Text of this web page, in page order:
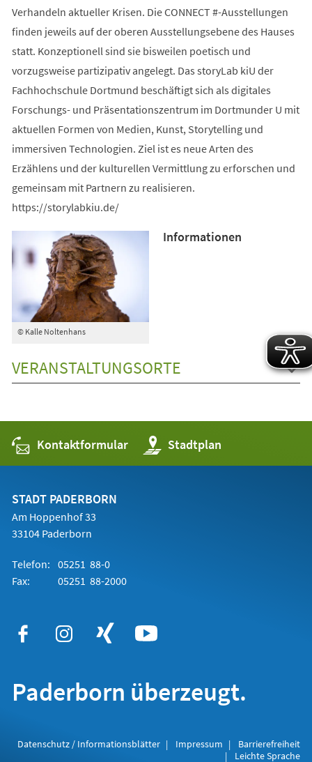
Verhandeln aktueller Krisen. Die CONNECT #-Ausstellungen
finden jeweils auf der oberen Ausstellungsebene des Hauses
statt. Konzeptionell sind sie bisweilen poetisch und
vorzugsweise partizipativ angelegt. Das storyLab kiU der
Fachhochschule Dortmund beschäftigt sich als digitales
Forschungs- und Präsentationszentrum im Dortmunder U mit
aktuellen Formen von Medien, Kunst, Storytelling und
immersiven Technologien. Ziel ist es neue Arten des
Erzählens und der kulturellen Vermittlung zu erforschen und
gemeinsam mit Partnern zu realisieren.
https://storylabkiu.de/
© Kalle Noltenhans
Informationen
VERANSTALTUNGSORTE
Kontaktformular Stadtplan
(Öffnet
in
einem
STADT PADERBORN
Am Hoppenhof 33
33104 Paderborn
Telefon: 05251 88-0
Fax:
05251 88-2000
Paderborn überzeugt.
Datenschutz / Informationsblätter Impressum
Barrierefreiheit
Leichte Sprache